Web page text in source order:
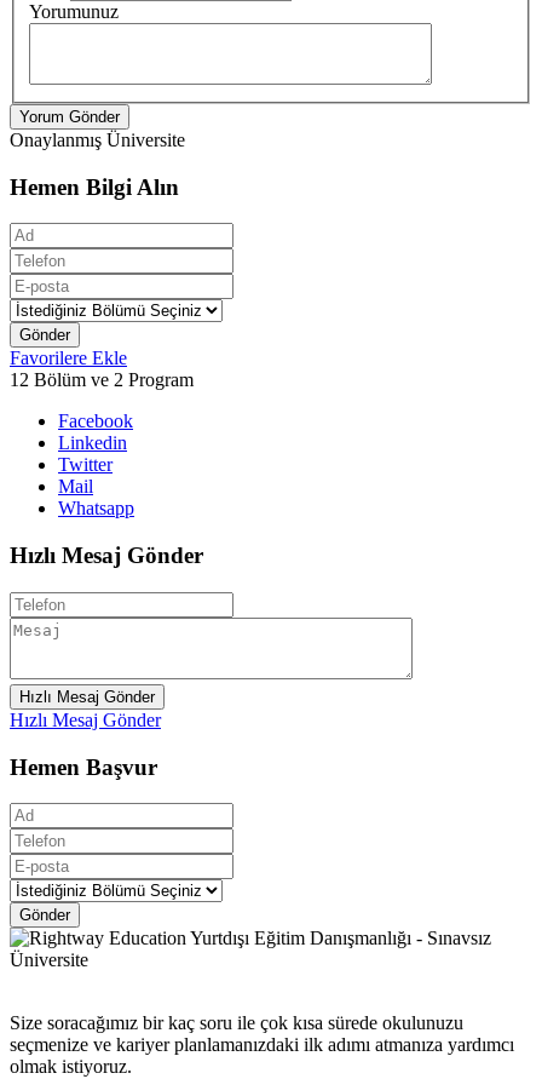
Yorumunuz
Yorum Gönder
Onaylanmış Üniversite
Hemen Bilgi Alın
Gönder
Favorilere Ekle
12 Bölüm ve 2 Program
Facebook
Linkedin
Twitter
Mail
Whatsapp
Hızlı Mesaj Gönder
Hızlı Mesaj Gönder
Hızlı Mesaj Gönder
Hemen Başvur
Gönder
Size soracağımız bir kaç soru ile çok kısa sürede okulunuzu
seçmenize ve kariyer planlamanızdaki ilk adımı atmanıza yardımcı
olmak istiyoruz.